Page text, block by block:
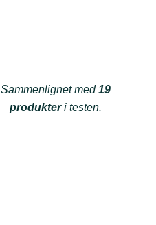
Sammenlignet med19
produkteri testen.